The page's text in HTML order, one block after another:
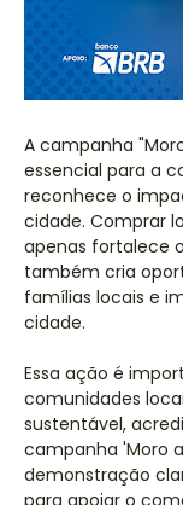
A campanha
essencial para a
reconhece o
cidade. Comprar
apenas fortalece
também cria
famílias locais e
cidade.
Essa ação é
comunidades
sustentável,
campanha 'Moro
demonstração
para apoiar o